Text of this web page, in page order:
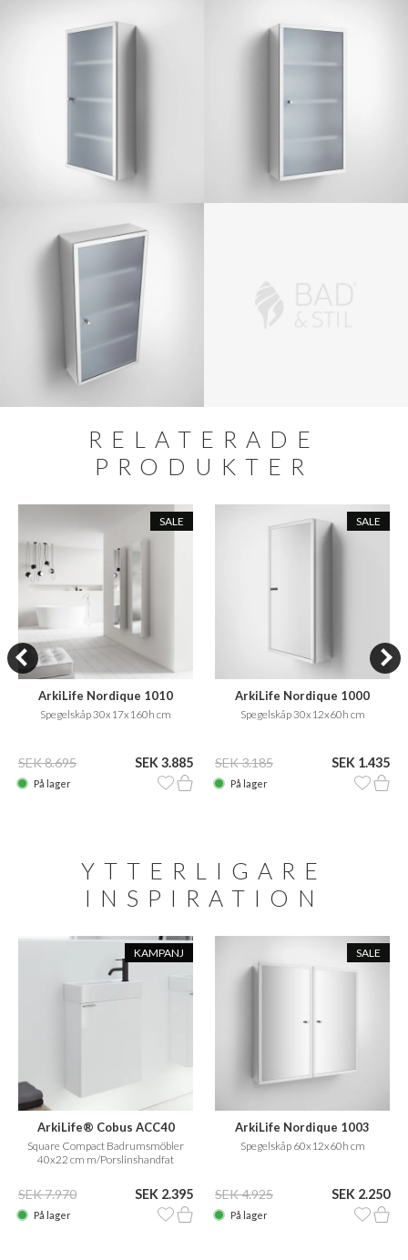
RELATERADE
PRODUKTER
SALE
ArkiLife Nordique 1010
Spegelskåp 30x17x160h cm
SEK 8.695 SEK 3.885
På lager
SALE
ArkiLife Nordique 1000
Spegelskåp 30x12x60h cm
SEK 3.185 SEK 1.435
På lager
YTTERLIGARE
INSPIRATION
KAMPANJ
ArkiLife® Cobus ACC40
Square Compact Badrumsmöbler
40x22 cm m/Porslinshandfat
SEK 7.970 SEK 2.395
På lager
SALE
ArkiLife Nordique 1003
Spegelskåp 60x12x60h cm
SEK 4.925 SEK 2.250
På lager